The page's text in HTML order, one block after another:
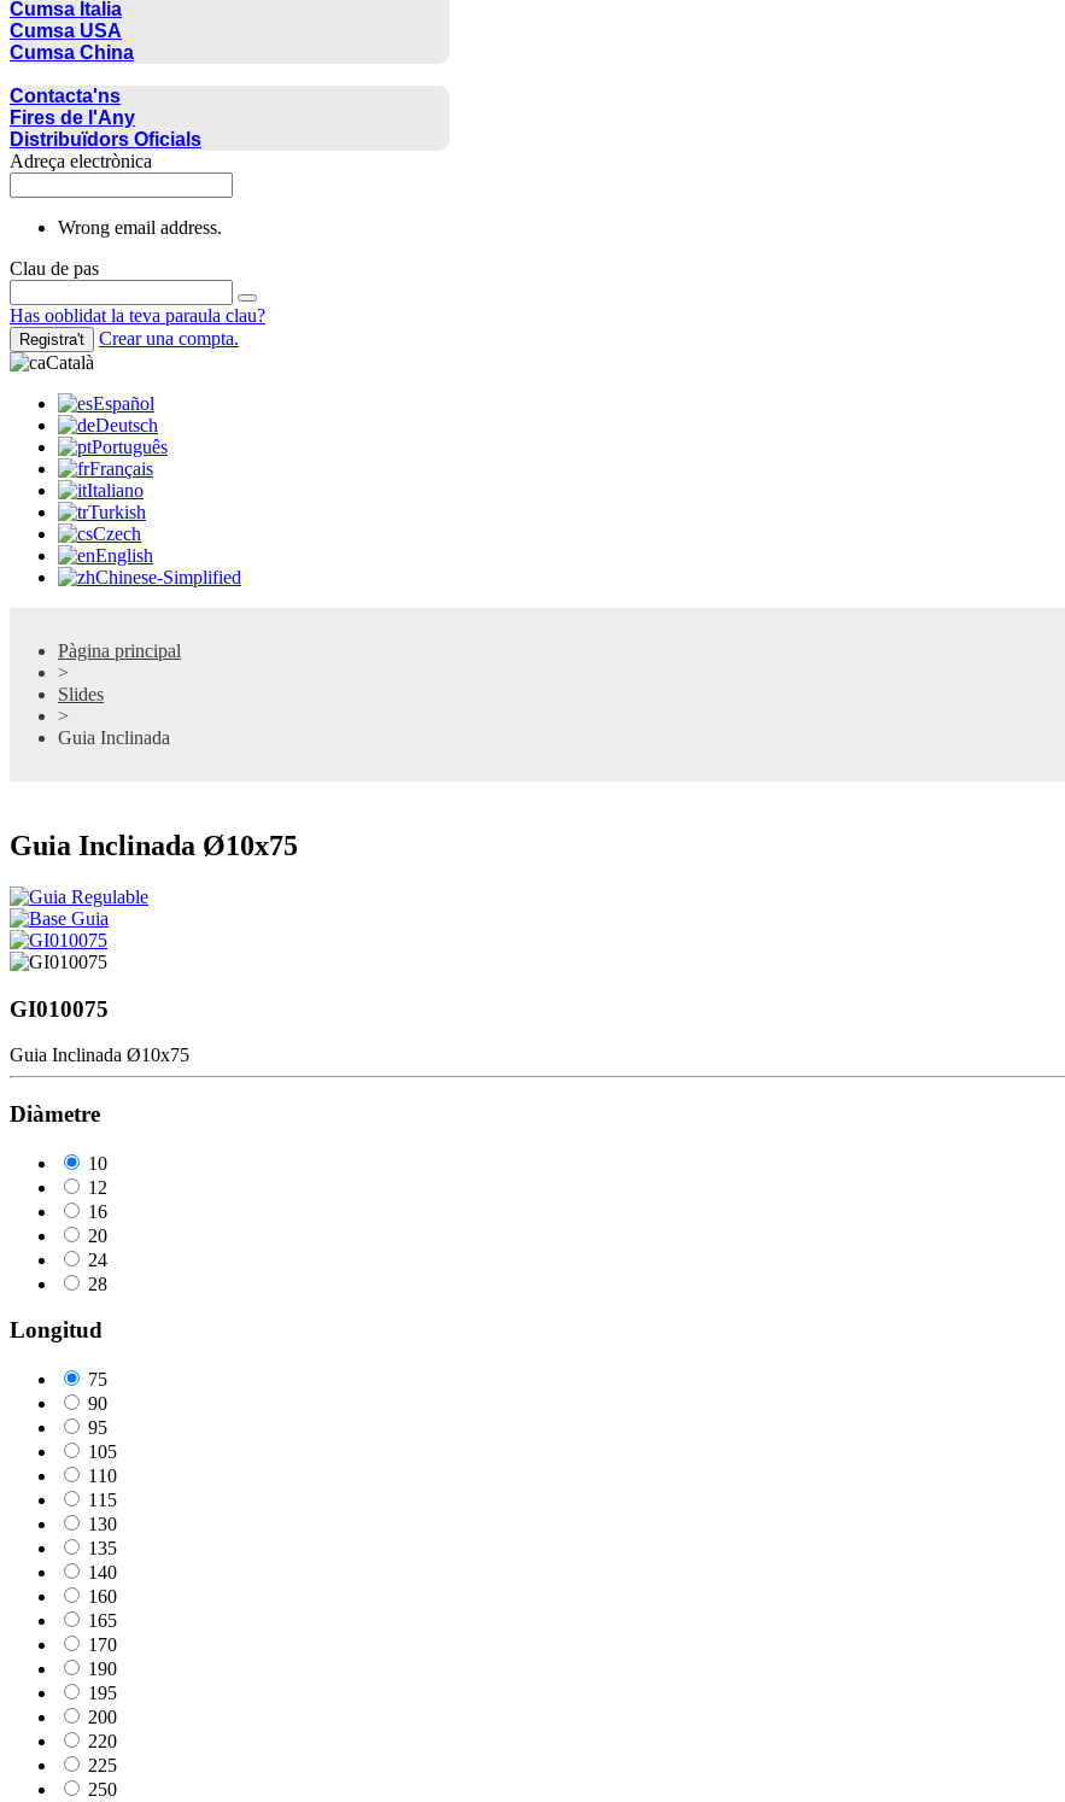
Cumsa Italia
Cumsa USA
Cumsa China
Contacta'ns
Fires de l'Any
Distribuïdors Oficials
Adreça electrònica
Wrong email address.
Clau de pas
Has ooblidat la teva paraula clau?
Registra't
Crear una compta.
Català
Español
Deutsch
Português
Français
Italiano
Turkish
Czech
English
Chinese-Simplified
Pàgina principal
>
Slides
>
Guia Inclinada
Guia Inclinada Ø10x75
GI010075
Guia Inclinada Ø10x75
Diàmetre
10
12
16
20
24
28
Longitud
75
90
95
105
110
115
130
135
140
160
165
170
190
195
200
220
225
250